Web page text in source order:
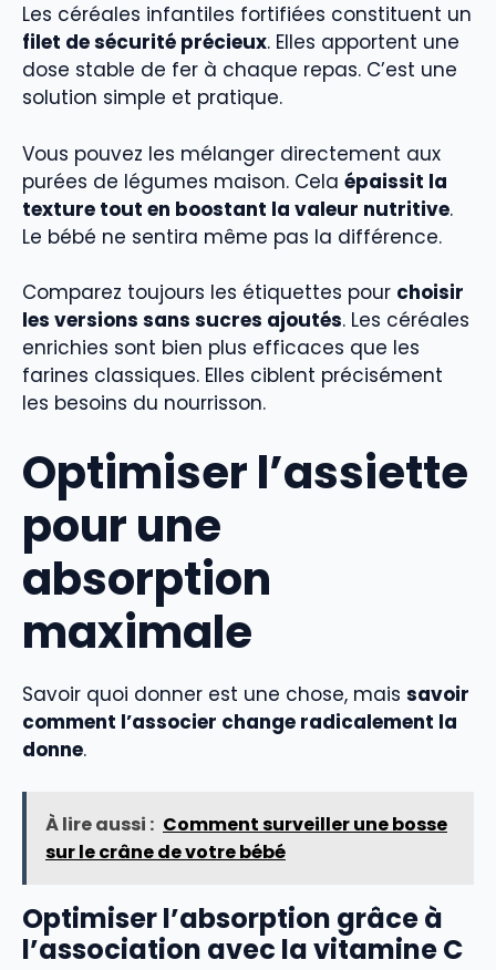
Les céréales infantiles fortifiées constituent un
filet de sécurité précieux. Elles apportent une
dose stable de fer à chaque repas. C’est une
solution simple et pratique.
Vous pouvez les mélanger directement aux
purées de légumes maison. Cela épaissit la
texture tout en boostant la valeur nutritive.
Le bébé ne sentira même pas la différence.
Comparez toujours les étiquettes pour choisir
les versions sans sucres ajoutés. Les céréales
enrichies sont bien plus efficaces que les
farines classiques. Elles ciblent précisément
les besoins du nourrisson.
Optimiser l’assiette
pour une
absorption
maximale
Savoir quoi donner est une chose, mais savoir
comment l’associer change radicalement la
donne.
À lire aussi : Comment surveiller une bosse
sur le crâne de votre bébé
Optimiser l’absorption grâce à
l’association avec la vitamine C